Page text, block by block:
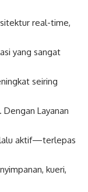
real-time,
yang sangat
seiring
. Dengan Layanan
aktif—terlepas
kueri,